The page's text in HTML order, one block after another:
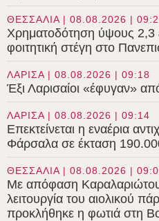
ΘΕΣΣΑΛΙΑ | 08.08.2026 |
Χρηματοδότηση ύψους 2,3
φοιτητική στέγη στο
ΛΑΡΙΣΑ | 08.08.2026 | 09:18
Έξι Λαρισαίοι «έφυγαν»
ΛΑΡΙΣΑ | 08.08.2026 | 09:14
Επεκτείνεται η εναέρια
Φάρσαλα σε έκταση
ΘΕΣΣΑΛΙΑ | 08.08.2026 |
Με απόφαση Καραλαριώτου
λειτουργία του αιολικού
προκλήθηκε η φωτιά στη